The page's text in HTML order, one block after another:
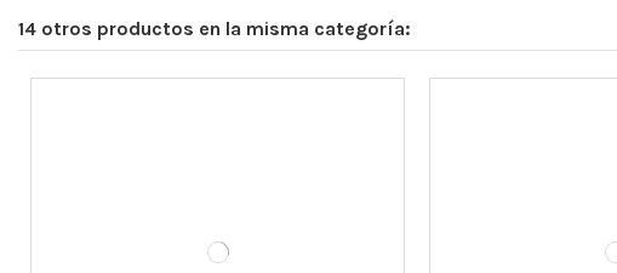
14 otros productos en la misma categoría: